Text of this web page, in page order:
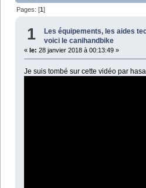
Pages: [1]
1 Les équipements, les aides
voici le canihandbike
« le: 28 janvier 2018 à 00:13:49 »
Je suis tombé sur cette vidéo par